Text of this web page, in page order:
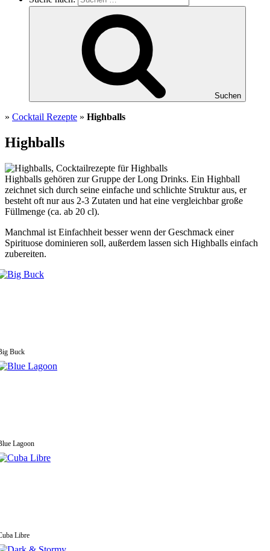
Suchen
» Cocktail Rezepte » Highballs
Highballs
Highballs gehören zur Gruppe der Long Drinks. Ein Highball
zeichnet sich durch seine einfache und schlichte Struktur aus, er
besteht oft nur aus 2-3 Zutaten und hat eine vergleichbar große
Füllmenge (ca. ab 20 cl).
Manchmal ist Einfachheit besser wenn der Geschmack einer
Spirituose dominieren soll, außerdem lassen sich Highballs einfach
zubereiten.
Buck
Lagoon
Libre